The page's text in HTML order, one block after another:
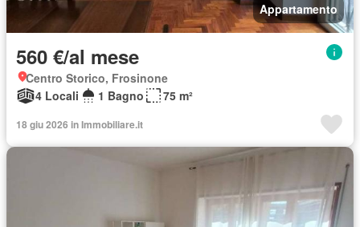
Appartamento
560 €/al mese
Centro Storico, Frosinone
4 Locali
1 Bagno 75 m²
18 giu 2026 in Immobiliare.it